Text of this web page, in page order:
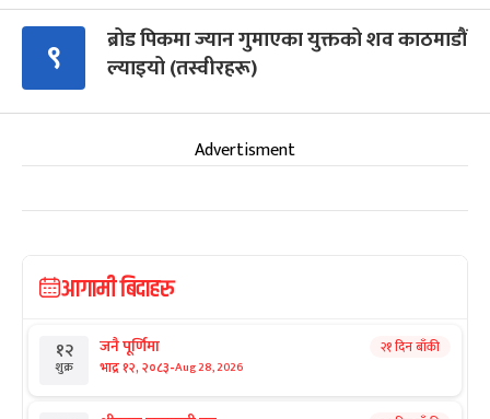
९
ब्रोड पिकमा ज्यान गुमाएका युक्तको शव काठमाडौं
ल्याइयो (तस्वीरहरू)
Advertisment
आगामी बिदाहरु
१२
शुक्र
जनै पूर्णिमा
भाद्र १२, २०८३-Aug 28, 2026
२१ दिन बाँकी